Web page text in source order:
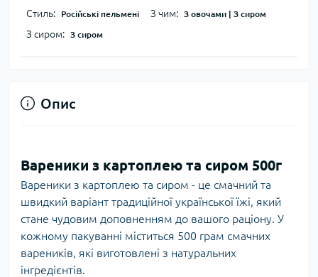
Стиль: Російські пельмені З чим: З овочами | З сиром
З сиром: З сиром
Опис
Вареники з картоплею та сиром 500г
Вареники з картоплею та сиром - це смачний та
швидкий варіант традиційної української їжі, який
стане чудовим доповненням до вашого раціону. У
кожному пакуванні міститься 500 грам смачних
вареників, які виготовлені з натуральних
інгредієнтів.